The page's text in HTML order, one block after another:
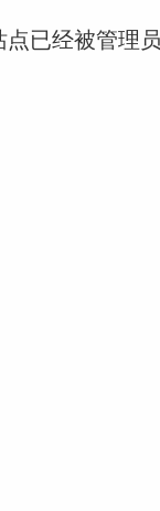
点已经被管理